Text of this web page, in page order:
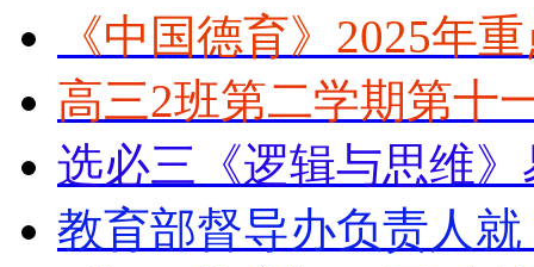
《中国德育》2025年
高三2班第二学期第十
选必三《逻辑与思维
教育部督导办负责人